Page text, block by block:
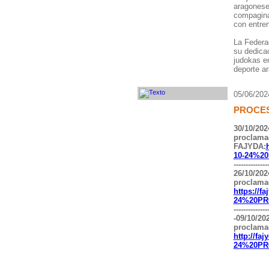
con
La
su
judokas
deporte
05/06/
30/10/
FAJYDA:
10-
26/10/
https://
-09/10/
http://